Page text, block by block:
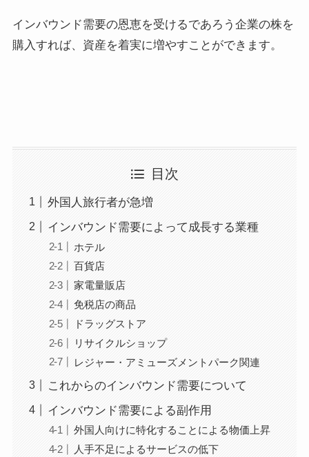
インバウンド需要の恩恵を受けるであろう企業の株を
購入すれば、資産を着実に増やすことができます。
目次
外国人旅行者が急増
インバウンド需要によって成長する業種
ホテル
百貨店
家電量販店
免税店の商品
ドラッグストア
リサイクルショップ
レジャー・アミューズメントパーク関連
これからのインバウンド需要について
インバウンド需要による副作用
外国人向けに特化することによる物価上昇
人手不足によるサービスの低下